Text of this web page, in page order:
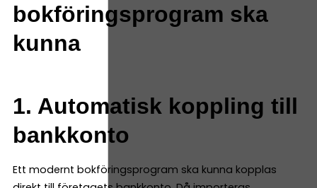
bokföringsprogram ska
kunna
1. Automatisk koppling till
bankkonto
Ett modernt bokföringsprogram ska kunna kopplas